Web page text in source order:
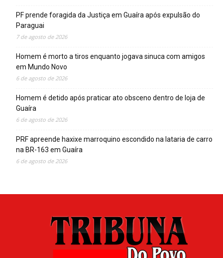
PF prende foragida da Justiça em Guaíra após expulsão do
Paraguai
7 de agosto de 2026
Homem é morto a tiros enquanto jogava sinuca com amigos
em Mundo Novo
6 de agosto de 2026
Homem é detido após praticar ato obsceno dentro de loja de
Guaíra
6 de agosto de 2026
PRF apreende haxixe marroquino escondido na lataria de carro
na BR-163 em Guaíra
6 de agosto de 2026